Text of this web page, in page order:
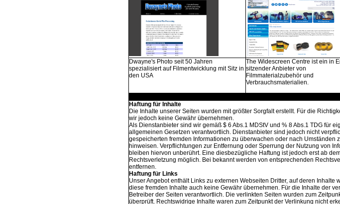
Dwayne's Photo seit 50 Jahren
spezialisiert auf Filmentwicklung mit Sitz in
den USA
The Widescreen Centre ist ein in
sitzender Anbieter von
Filmmaterialzubehör und
Verbrauchsmaterialien.
Haftung für Inhalte
Die Inhalte unserer Seiten wurden mit größter Sorgfalt erstellt. Für die
wir jedoch keine Gewähr übernehmen.
Als Dienstanbieter sind wir gemäß $ 6 Abs.1 MDStV und % 8 Abs.1 TDG für
allgemeinen Gesetzen verantwortlich. Dienstanbieter sind jedoch nicht
gespeicherten fremden Informationen zu überwachen oder nach Umständen
hinweisen. Verpflichtungen zur Entfernung oder Sperrung der Nutzung von
bleiben hiervon unberührt. Eine diesbezügliche Haftung ist jedoch erst ab
Rechtsverletzung möglich. Bei bekannt werden von entsprechenden
entfernen.
Haftung für Links
Unser Angebot enthält Links zu externen Webseiten Dritter, auf deren
diese fremden Inhalte auch keine Gewähr übernehmen. Für die Inhalte der
Betreiber der Seiten verantwortlich. Die verlinkten Seiten wurden zum
überprüft. Rechtswidrige Inhalte waren zum Zeitpunkt der Verlinkung nicht